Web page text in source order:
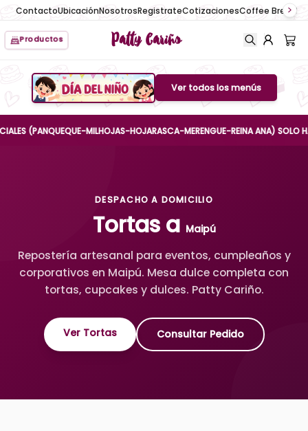
ContactoUbicaciónNosotrosRegistrateCotizacionesCoffee Break
Productos Patty Cariño
Boton de menu
Ver todos los menús
(PANQUEQUE-MILHOJAS-HOJARASCA-MERENGUE-REINA ANA) SOLO HASTA
DESPACHO A DOMICILIO
Tortas a Maipú
Repostería artesanal para eventos, cumpleaños y
corporativos en Maipú. Mesa dulce completa con
tortas, cupcakes y dulces. Patty Cariño.
Ver Tortas Consultar Pedido